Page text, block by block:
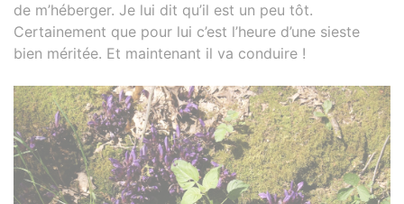
de m’héberger. Je lui dit qu’il est un peu tôt.
Certainement que pour lui c’est l’heure d’une sieste
bien méritée. Et maintenant il va conduire !